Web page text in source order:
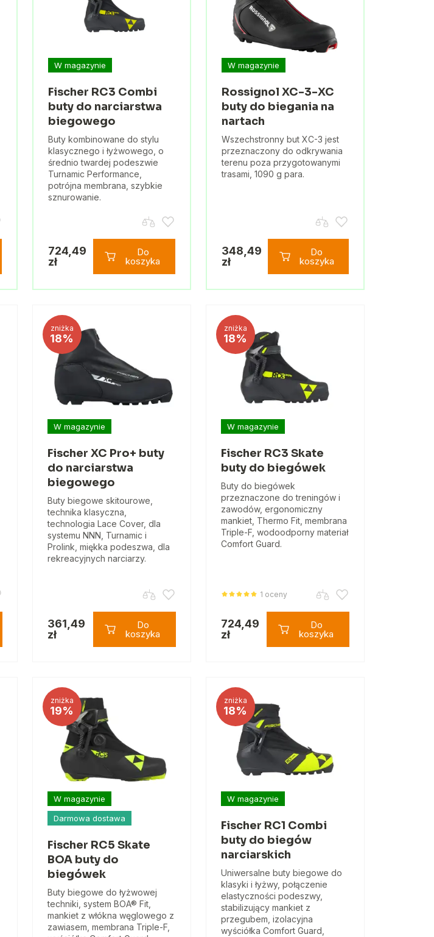
W magazynie
Fischer RC3 Combi
buty do narciarstwa
biegowego
Buty kombinowane do stylu
klasycznego i łyżwowego, o
średnio twardej podeszwie
Turnamic Performance,
potrójna membrana, szybkie
sznurowanie.
724,49
zł
Do
koszyka
W magazynie
Rossignol XC-3-XC
buty do biegania na
nartach
Wszechstronny but XC-3 jest
przeznaczony do odkrywania
terenu poza przygotowanymi
trasami, 1090 g para.
348,49
zł
Do
koszyka
zniżka
18%
W magazynie
Fischer XC Pro+ buty
do narciarstwa
biegowego
Buty biegowe skitourowe,
technika klasyczna,
technologia Lace Cover, dla
systemu NNN, Turnamic i
Prolink, miękka podeszwa, dla
rekreacyjnych narciarzy.
361,49
zł
Do
koszyka
zniżka
18%
W magazynie
Fischer RC3 Skate
buty do biegówek
Buty do biegówek
przeznaczone do treningów i
zawodów, ergonomiczny
mankiet, Thermo Fit, membrana
Triple-F, wodoodporny materiał
Comfort Guard.
1 oceny
724,49
zł
Do
koszyka
zniżka
19%
W magazynie
Darmowa dostawa
Fischer RC5 Skate
BOA buty do
biegówek
Buty biegowe do łyżwowej
techniki, system BOA® Fit,
mankiet z włókna węglowego z
zawiasem, membrana Triple-F,
zniżka
18%
W magazynie
Fischer RC1 Combi
buty do biegów
narciarskich
Uniwersalne buty biegowe do
klasyki i łyżwy, połączenie
elastyczności podeszwy,
stabilizujący mankiet z
przegubem, izolacyjna
wyściółka Comfort Guard,